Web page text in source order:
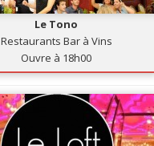
Le Tono
Restaurants Bar à Vins
Ouvre à 18h00